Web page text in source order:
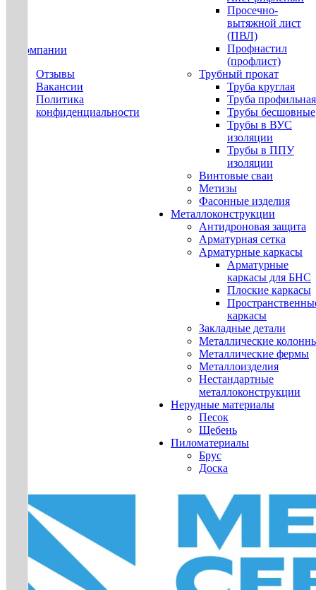
О компании
Отзывы
Вакансии
Политика
конфиденциальности
Просечно-
вытяжной лист
(ПВЛ)
Профнастил
(профлист)
Трубный прокат
Труба круглая
Труба профильная
Трубы бесшовные
Трубы в ВУС
изоляции
Трубы в ППУ
изоляции
Винтовые сваи
Метизы
Фасонные изделия
Металлоконструкции
Антидроновая защита
Арматурная сетка
Арматурные каркасы
Арматурные
каркасы для БНС
Плоские каркасы
каркасы
Закладные детали
Металлические
Металлические фермы
Металлоизделия
Нестандартные
металлоконструкции
Нерудные материалы
Песок
Щебень
Пиломатериалы
Брус
Доска